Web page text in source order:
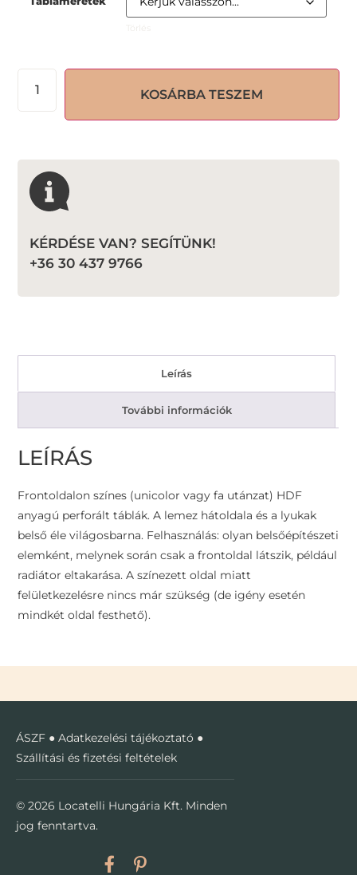
KOSÁRBA TESZEM
KÉRDÉSE VAN? SEGÍTÜNK!
+36 30 437 9766
Leírás
További információk
LEÍRÁS
Frontoldalon színes (unicolor vagy fa utánzat) HDF
anyagú perforált táblák. A lemez hátoldala és a lyukak
belső éle világosbarna. Felhasználás: olyan belsőépítészeti
elemként, melynek során csak a frontoldal látszik, például
radiátor eltakarása. A színezett oldal miatt
felületkezelésre nincs már szükség (de igény esetén
mindkét oldal festhető).
ÁSZF ● Adatkezelési tájékoztató ●
Szállítási és fizetési feltételek
© 2026 Locatelli Hungária Kft. Minden
jog fenntartva.